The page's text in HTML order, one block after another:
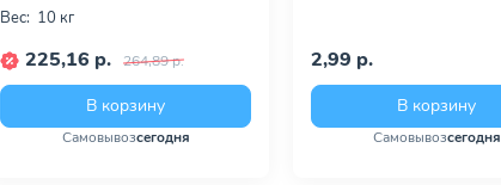
Вес: 10 кг
225,16 р. 264,89 р.
В корзину
Самовывозсегодня
2,99 р.
В корзину
Самовывозсегодня